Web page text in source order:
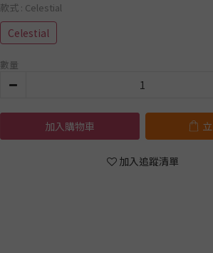
款式 : Celestial
Celestial
數量
加入購物車
加入追蹤清單